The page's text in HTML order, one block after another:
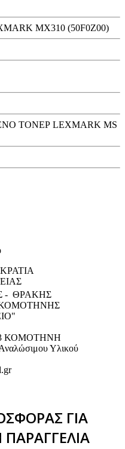
MX310 (50F0Z00)
ΤΟΝΕΡ LEXMARK MS
- ΘΡΑΚΗΣ
ΚΟΜΟΤΗΝΗ
Υλικού
ΓΙΑ